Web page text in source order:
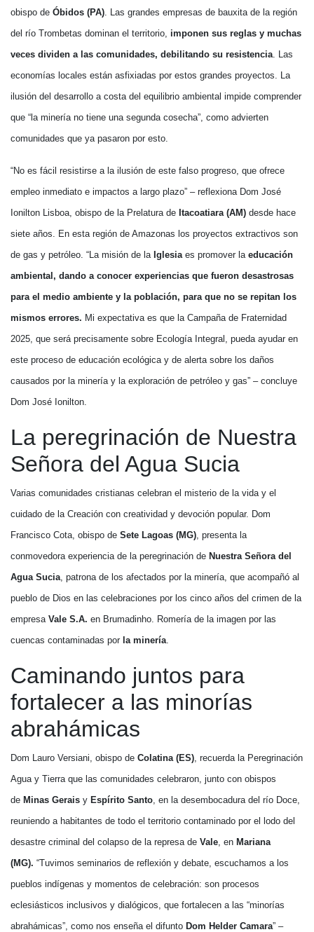
obispo de Óbidos (PA). Las grandes empresas de bauxita de la región
del río Trombetas dominan el territorio, imponen sus reglas y muchas
veces dividen a las comunidades, debilitando su resistencia. Las
economías locales están asfixiadas por estos grandes proyectos. La
ilusión del desarrollo a costa del equilibrio ambiental impide comprender
que “la minería no tiene una segunda cosecha”, como advierten
comunidades que ya pasaron por esto.
“No es fácil resistirse a la ilusión de este falso progreso, que ofrece
empleo inmediato e impactos a largo plazo” – reflexiona Dom José
Ionilton Lisboa, obispo de la Prelatura de Itacoatiara (AM) desde hace
siete años. En esta región de Amazonas los proyectos extractivos son
de gas y petróleo. “La misión de la Iglesiaes promover la educación
ambiental, dando a conocer experiencias que fueron desastrosas
para el medio ambiente y la población, para que no se repitan los
mismos errores. Mi expectativa es que la Campaña de Fraternidad
2025, que será precisamente sobre Ecología Integral, pueda ayudar en
este proceso de educación ecológica y de alerta sobre los daños
causados por la minería y la exploración de petróleo y gas” – concluye
Dom José Ionilton.
La peregrinación de Nuestra
Señora del Agua Sucia
Varias comunidades cristianas celebran el misterio de la vida y el
cuidado de la Creación con creatividad y devoción popular. Dom
Francisco Cota, obispo de Sete Lagoas (MG), presenta la
conmovedora experiencia de la peregrinación de Nuestra Señora del
Agua Sucia, patrona de los afectados por la minería, que acompañó al
pueblo de Dios en las celebraciones por los cinco años del crimen de la
empresa Vale S.A. en Brumadinho. Romería de la imagen por las
cuencas contaminadas por la minería.
Caminando juntos para
fortalecer a las minorías
abrahámicas
Dom Lauro Versiani, obispo de Colatina (ES), recuerda la Peregrinación
Agua y Tierra que las comunidades celebraron, junto con obispos
de Minas Gerais y Espírito Santo, en la desembocadura del río Doce,
reuniendo a habitantes de todo el territorio contaminado por el lodo del
desastre criminal del colapso de la represa de Vale, en Mariana
(MG). “Tuvimos seminarios de reflexión y debate, escuchamos a los
pueblos indígenas y momentos de celebración: son procesos
eclesiásticos inclusivos y dialógicos, que fortalecen a las “minorías
abrahámicas”, como nos enseña el difunto Dom Helder Camara” –